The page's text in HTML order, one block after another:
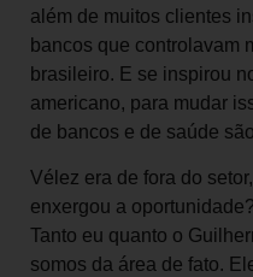
além de muitos clientes
bancos que controlavam
brasileiro. E se inspirou
americano, para mudar
de bancos e de saúde
Vélez era de fora do
enxergou a oportunidade?
Tanto eu quanto o
somos da área de fato.